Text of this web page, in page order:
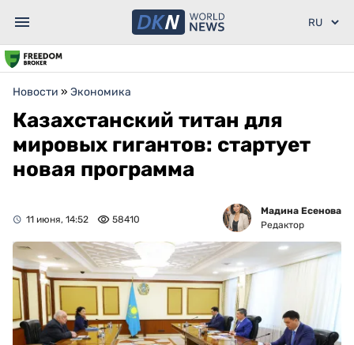
Новости » Экономика
Казахстанский титан для
мировых гигантов: стартует
новая программа
11 июня, 14:52 58410
Мадина Есенова
Редактор